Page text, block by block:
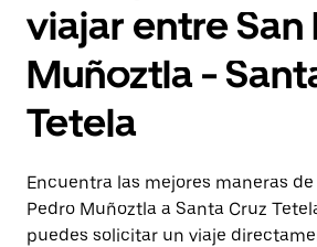
viajar entre San
Muñoztla -
Tetela
Encuentra las mejores maneras
Pedro Muñoztla a Santa Cruz
puedes solicitar un viaje